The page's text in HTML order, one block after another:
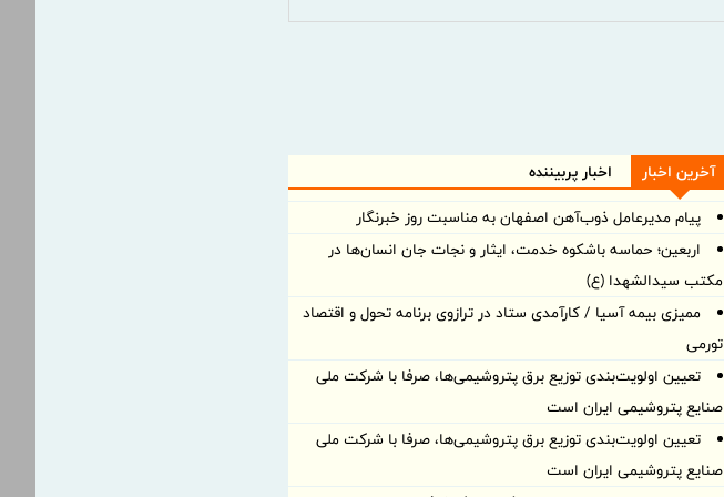
آخرین اخبار
اخبار پربیننده
پیام مدیرعامل ذوب‌آهن اصفهان به مناسبت روز خبرنگار
اربعین؛ حماسه باشکوه خدمت، ایثار و نجات جان انسان‌ها در
مکتب سیدالشهدا (ع)
ممیزی بیمه آسیا / کارآمدی ستاد در ترازوی برنامه تحول و اقتصاد
تورمی
تعیین اولویت‌بندی توزیع برق پتروشیمی‌ها، صرفا با شرکت ملی
صنایع پتروشیمی ایران است
تعیین اولویت‌بندی توزیع برق پتروشیمی‌ها، صرفا با شرکت ملی
صنایع پتروشیمی ایران است